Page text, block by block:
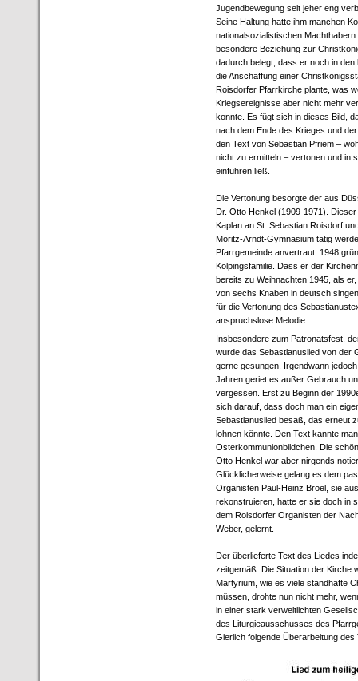
Jugendbewegung seit jeher eng
Seine Haltung hatte ihm manchen
nationalsozialistischen
besondere Beziehung zur
dadurch belegt, dass er noch in den
die Anschaffung einer
Roisdorfer Pfarrkirche plante, was
Kriegsereignisse aber nicht mehr
konnte. Es fügt sich in dieses Bild,
nach dem Ende des Krieges und
den Text von Sebastian Pfriem –
nicht zu ermitteln – vertonen und in
einführen ließ.
Die Vertonung besorgte der aus
Dr. Otto Henkel (1909-1971).
Kaplan an St. Sebastian Roisdorf
Moritz-Arndt-Gymnasium tätig
Pfarrgemeinde anvertraut. 1948
Kolpingsfamilie. Dass er der
bereits zu Weihnachten 1945, als
von sechs Knaben in deutsch
für die Vertonung des
anspruchslose Melodie.
Insbesondere zum Patronatsfest,
wurde das Sebastianuslied von der
gerne gesungen. Irgendwann
Jahren geriet es außer Gebrauch
vergessen. Erst zu Beginn der
sich darauf, dass doch man ein
Sebastianuslied besaß, das erneut
lohnen könnte. Den Text kannte
Osterkommunionbildchen. Die
Otto Henkel war aber nirgends
Glücklicherweise gelang es dem
Organisten Paul-Heinz Broel, sie
rekonstruieren, hatte er sie doch in
dem Roisdorfer Organisten der
Weber, gelernt.
Der überlieferte Text des Liedes
zeitgemäß. Die Situation der Kirche
Martyrium, wie es viele standhafte
müssen, drohte nun nicht mehr,
in einer stark verweltlichten
des Liturgieausschusses des
Gierlich folgende Überarbeitung des